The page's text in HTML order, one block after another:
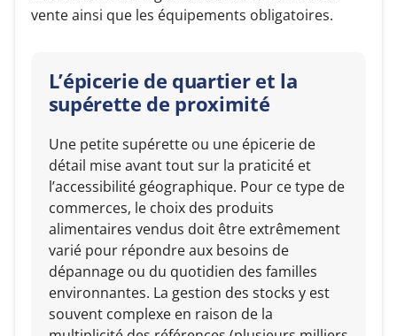
vente ainsi que les équipements obligatoires.
L’épicerie de quartier et la
supérette de proximité
Une petite supérette ou une épicerie de
détail mise avant tout sur la praticité et
l’accessibilité géographique. Pour ce type de
commerces, le choix des produits
alimentaires vendus doit être extrêmement
varié pour répondre aux besoins de
dépannage ou du quotidien des familles
environnantes. La gestion des stocks y est
souvent complexe en raison de la